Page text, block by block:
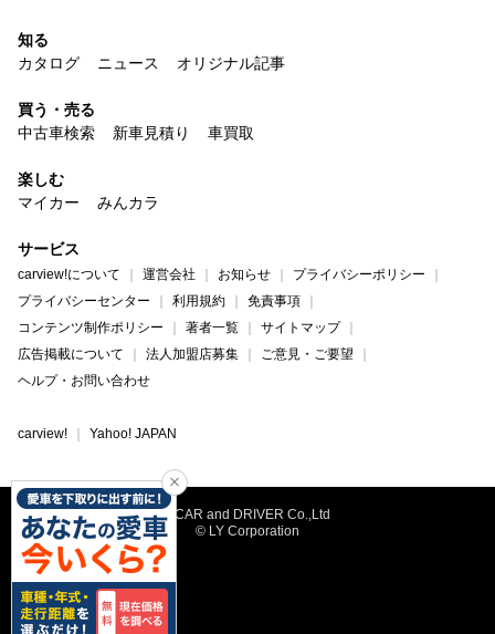
知る
カタログ
ニュース オリジナル記事
買う・売る
中古車検索
新車見積り 車買取
楽しむ
マイカー
みんカラ
サービス
carview!について 運営会社 お知らせ
プライバシーポリシー
プライバシーセンター
利用規約
免責事項
コンテンツ制作ポリシー
著者一覧
サイトマップ
広告掲載について
法人加盟店募集
ご意見・ご要望
ヘルプ・お問い合わせ
carview! Yahoo! JAPAN
©CAR and DRIVER Co.,Ltd
© LY Corporation